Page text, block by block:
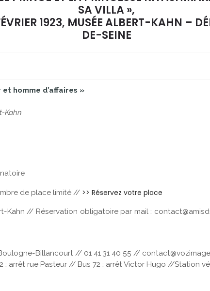
SA VILLA »,
1923, MUSÉE ALBERT-KAHN –
DE-SEINE
homme d’affaires »
Kahn
de place limité // >> Réservez votre place
Kahn // Réservation obligatoire par mail :
Billancourt // 01 41 31 40 55 //
: arrêt rue Pasteur // Bus 72 : arrêt Victor Hugo //Station